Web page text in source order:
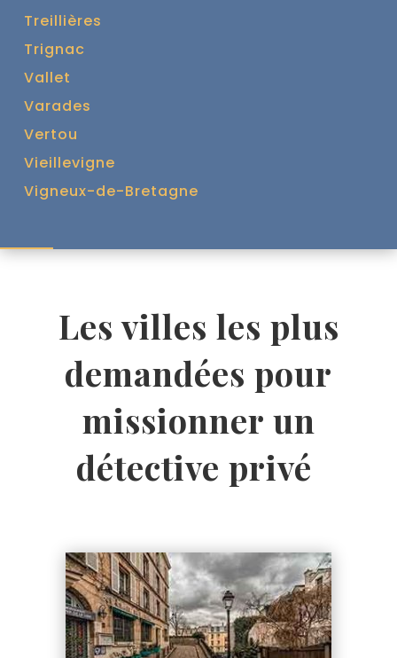
Treillières
Trignac
Vallet
Varades
Vertou
Vieillevigne
Vigneux-de-Bretagne
Les villes les plus
demandées pour
missionner un
détective privé